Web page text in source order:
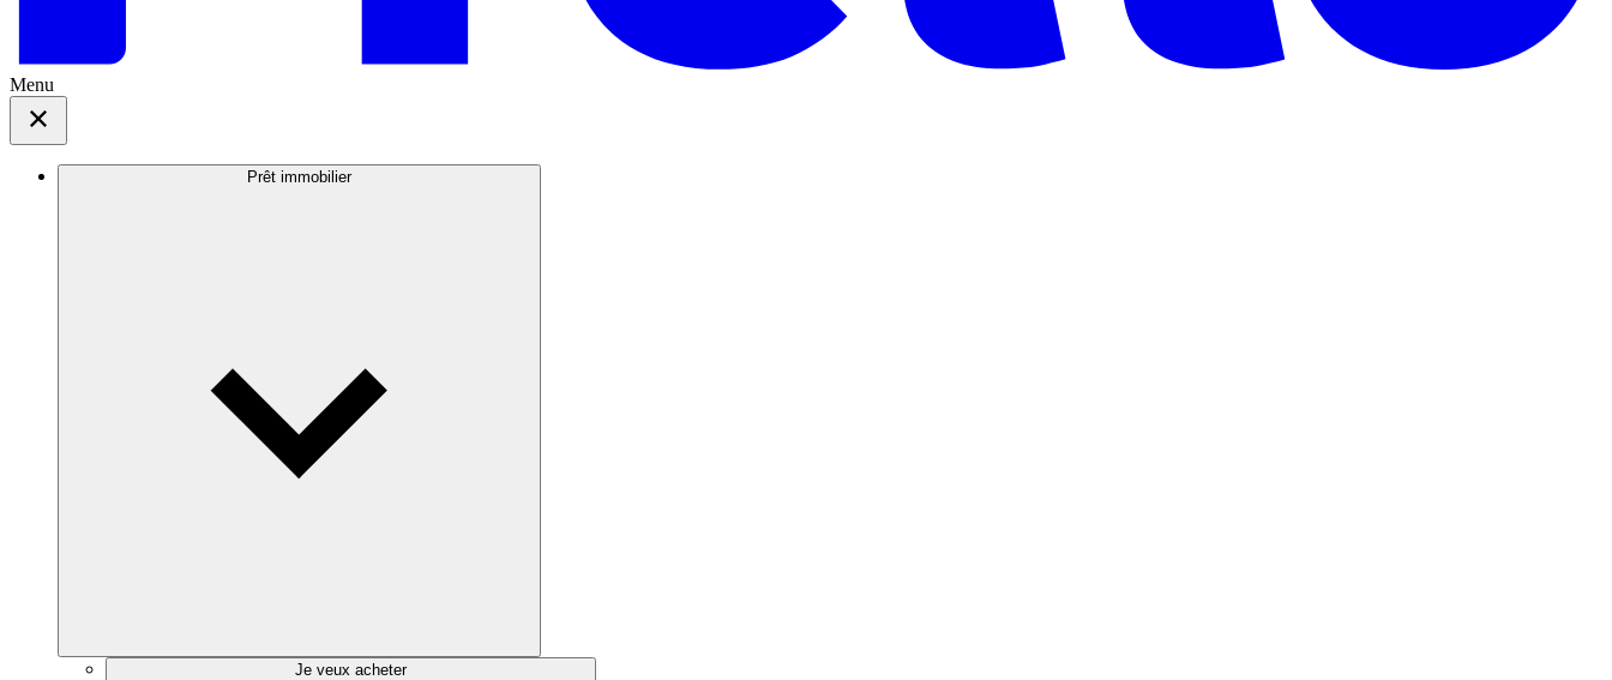
Menu
Prêt immobilier
Je veux acheter